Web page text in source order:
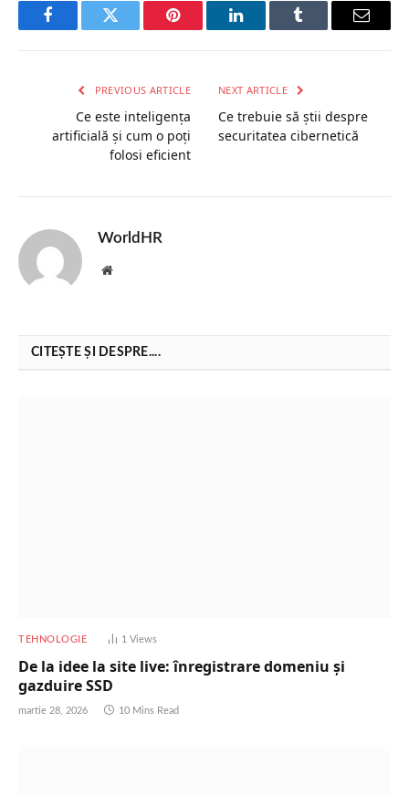
FacebookTwitter Pinterest LinkedInTumblr Email
PREVIOUS ARTICLE
Ce este inteligența
artificială și cum o poți
folosi eficient
NEXT ARTICLE
Ce trebuie să știi despre
securitatea cibernetică
WorldHR
Website
CITEȘTE ȘI DESPRE....
TEHNOLOGIE 1 Views
De la idee la site live: înregistrare domeniu și
gazduire SSD
martie 28, 2026 10 Mins Read